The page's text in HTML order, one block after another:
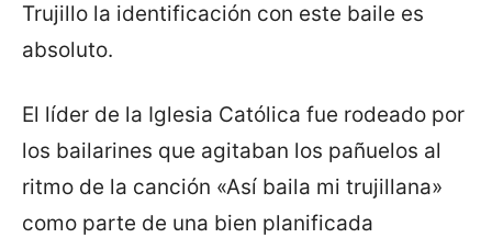
Trujillo la identificación con este baile es
absoluto.
El líder de la Iglesia Católica fue rodeado por
los bailarines que agitaban los pañuelos al
ritmo de la canción «Así baila mi trujillana»
como parte de una bien planificada